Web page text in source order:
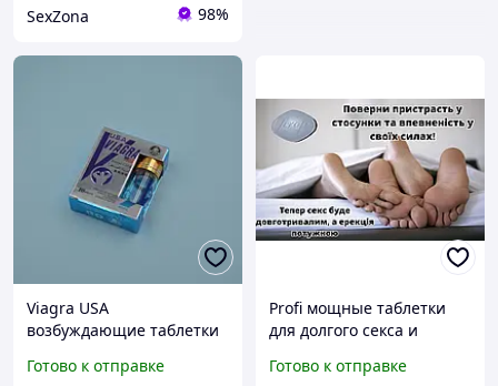
SexZona 98%
Viagra USA
возбуждающие таблетки
возбуждающие
Готово к отправке
Profi мощные таблетки
для долгого секса и
привыкания
Готово к отправке